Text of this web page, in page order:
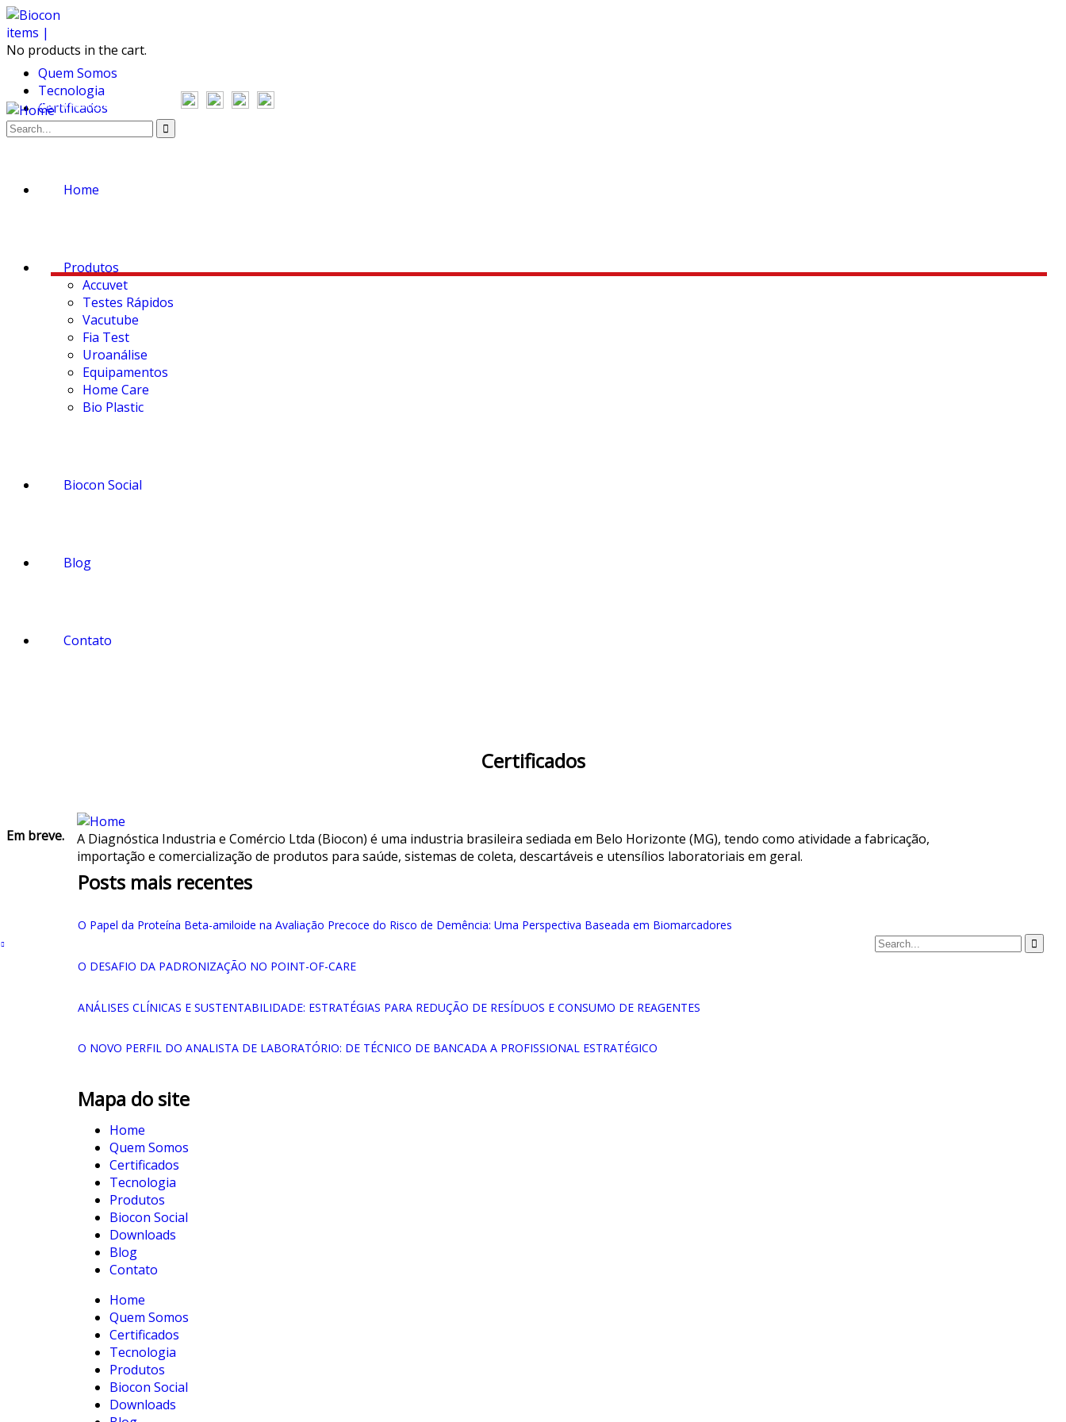
items |
No products in the cart.
Quem Somos
Tecnologia
Certificados
Downloads
Siga a Biocon nas redes sociais
Home
Produtos
Accuvet
Testes Rápidos
Vacutube
Fia Test
Uroanálise
Equipamentos
Home Care
Bio Plastic
Biocon Social
Blog
Contato
Certificados
Em breve.
A Diagnóstica Industria e Comércio Ltda (Biocon) é uma industria brasileira sediada em Belo Horizonte (MG), tendo como atividade a fabricação,
importação e comercialização de produtos para saúde, sistemas de coleta, descartáveis e utensílios laboratoriais em geral.
Posts mais recentes
O Papel da Proteína Beta-amiloide na Avaliação Precoce do Risco de Demência: Uma Perspectiva Baseada em Biomarcadores
O DESAFIO DA PADRONIZAÇÃO NO POINT-OF-CARE
ANÁLISES CLÍNICAS E SUSTENTABILIDADE: ESTRATÉGIAS PARA REDUÇÃO DE RESÍDUOS E CONSUMO DE REAGENTES
O NOVO PERFIL DO ANALISTA DE LABORATÓRIO: DE TÉCNICO DE BANCADA A PROFISSIONAL ESTRATÉGICO
Mapa do site
Home
Quem Somos
Certificados
Tecnologia
Produtos
Biocon Social
Downloads
Blog
Contato
Home
Quem Somos
Certificados
Tecnologia
Produtos
Biocon Social
Downloads